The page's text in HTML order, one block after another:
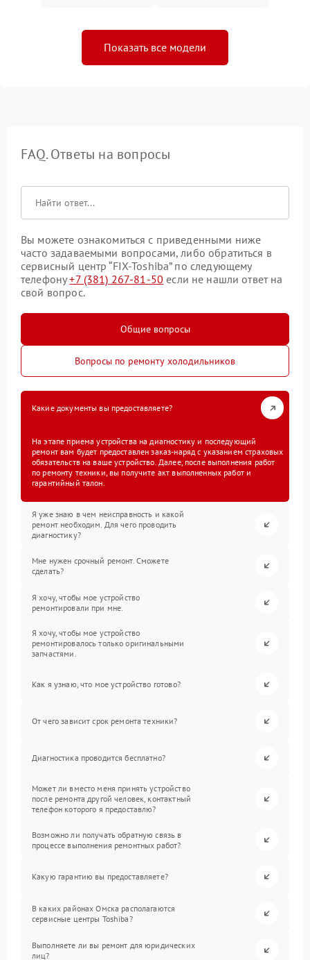
Показать все модели
FAQ. Ответы на вопросы
Вы можете ознакомиться с приведенными ниже
часто задаваемыми вопросами, либо обратиться в
сервисный центр “FIX-Toshiba” по следующему
телефону+7 (381) 267-81-50 если не нашли ответ на
свой вопрос.
Общие вопросы
Вопросы по ремонту холодильников
Какие документы вы предоставляете?
На этапе приема устройства на диагностику и последующий
ремонт вам будет предоставлен заказ-наряд с указанием страховых
обязательств на ваше устройство. Далее, после выполнения работ
по ремонту техники, вы получите акт выполненных работ и
гарантийный талон.
Я уже знаю в чем неисправность и какой
ремонт необходим. Для чего проводить
диагностику?
Мне нужен срочный ремонт. Сможете
сделать?
Я хочу, чтобы мое устройство
ремонтировали при мне.
Я хочу, чтобы мое устройство
ремонтировалось только оригинальными
запчастями.
Как я узнаю, что мое устройство готово?
От чего зависит срок ремонта техники?
Диагностика проводится бесплатно?
Может ли вместо меня принять устройство
после ремонта другой человек, контактный
телефон которого я предоставлю?
Возможно ли получать обратную связь в
процессе выполнения ремонтных работ?
Какую гарантию вы предоставляете?
В каких районах Омска располагаются
сервисные центры Toshiba?
Выполняете ли вы ремонт для юридических
лиц?